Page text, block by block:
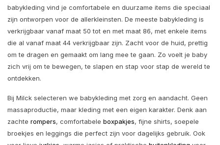
babykleding vind je comfortabele en duurzame items die speciaal
zijn ontworpen voor de allerkleinsten. De meeste babykleding is
verkrijgbaar vanaf maat 50 tot en met maat 86, met enkele items
die al vanaf maat 44 verkrijgbaar zijn. Zacht voor de huid, prettig
om te dragen en gemaakt om lang mee te gaan. Zo voelt je baby
zich vrij om te bewegen, te slapen en stap voor stap de wereld te
ontdekken.
Bij Milck selecteren we babykleding met zorg en aandacht. Geen
massaproductie, maar kleding met een eigen karakter. Denk aan
zachte rompers, comfortabele boxpakjes, fijne shirts, soepele
broekjes en leggings die perfect zijn voor dagelijks gebruik. Ook